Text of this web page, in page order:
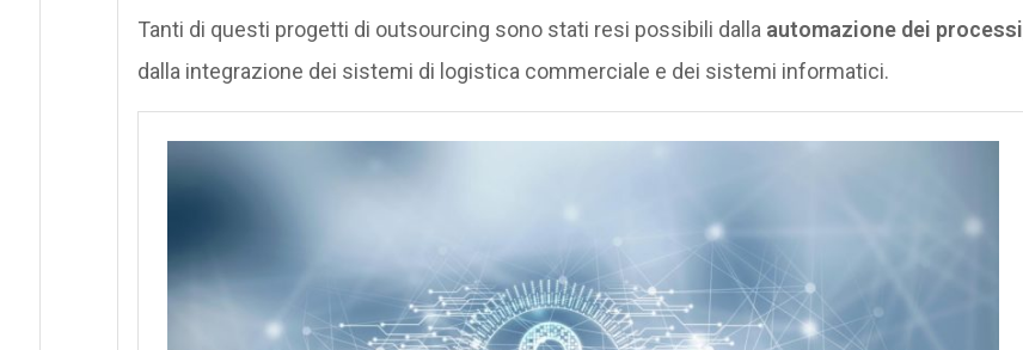
Tanti di questi progetti di outsourcing sono stati resi possibili dalla automazione dei processi
dalla integrazione dei sistemi di logistica commerciale e dei sistemi informatici.